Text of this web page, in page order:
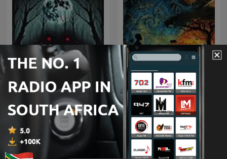
Horror Stories
South African Folk-Lore
Tales